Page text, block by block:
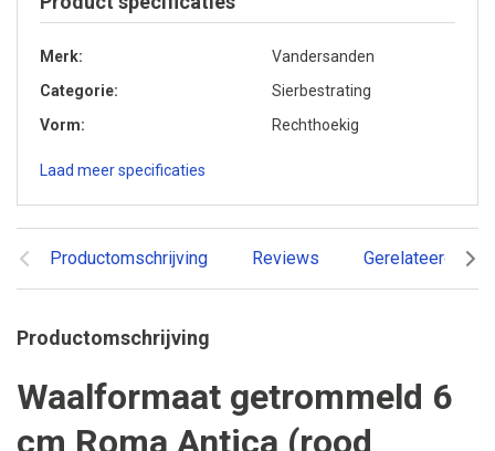
Productomschrijving Reviews Gerelateerde
Productomschrijving
Waalformaat getrommeld 6
cm Roma Antica (rood
Merk
Vandersanden
Categorie
Sierbestrating
Vorm
Rechthoekig
Laad meer specificaties